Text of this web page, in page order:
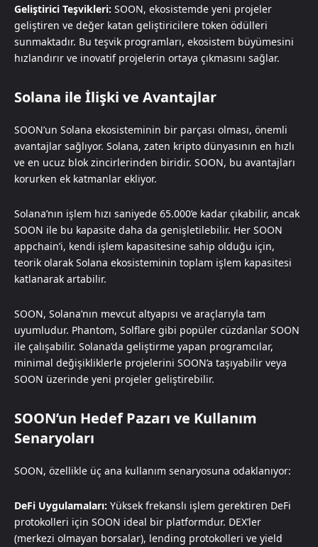
Geliştirici Teşvikleri: SOON, ekosistemde yeni projeler
geliştiren ve değer katan geliştiricilere token ödülleri
sunmaktadır. Bu teşvik programları, ekosistem büyümesini
hızlandırır ve inovatif projelerin ortaya çıkmasını sağlar.
Solana ile İlişki ve Avantajlar
SOON’un Solana ekosisteminin bir parçası olması, önemli
avantajlar sağlıyor. Solana, zaten kripto dünyasının en hızlı
ve en ucuz blok zincirlerinden biridir. SOON, bu avantajları
korurken ek katmanlar ekliyor.
Solana’nın işlem hızı saniyede 65.000’e kadar çıkabilir, ancak
SOON ile bu kapasite daha da genişletilebilir. Her SOON
appchain’i, kendi işlem kapasitesine sahip olduğu için,
teorik olarak Solana ekosisteminin toplam işlem kapasitesi
katlanarak artabilir.
SOON, Solana’nın mevcut altyapısı ve araçlarıyla tam
uyumludur. Phantom, Solflare gibi popüler cüzdanlar SOON
ile çalışabilir. Solana’da geliştirme yapan programcılar,
minimal değişikliklerle projelerini SOON’a taşıyabilir veya
SOON üzerinde yeni projeler geliştirebilir.
SOON’un Hedef Pazarı ve Kullanım
Senaryoları
SOON, özellikle üç ana kullanım senaryosuna odaklanıyor:
DeFi Uygulamaları: Yüksek frekanslı işlem gerektiren DeFi
protokolleri için SOON ideal bir platformdur. DEX’ler
(merkezi olmayan borsalar), lending protokolleri ve yield